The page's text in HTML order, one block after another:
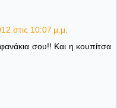
στις 10:07 μ.μ.
σου!! Και η κουπίτσα